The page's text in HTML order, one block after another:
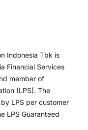
Indonesia Tbk is
Financial Services
member of
(LPS). The
LPS per customer
LPS Guaranteed